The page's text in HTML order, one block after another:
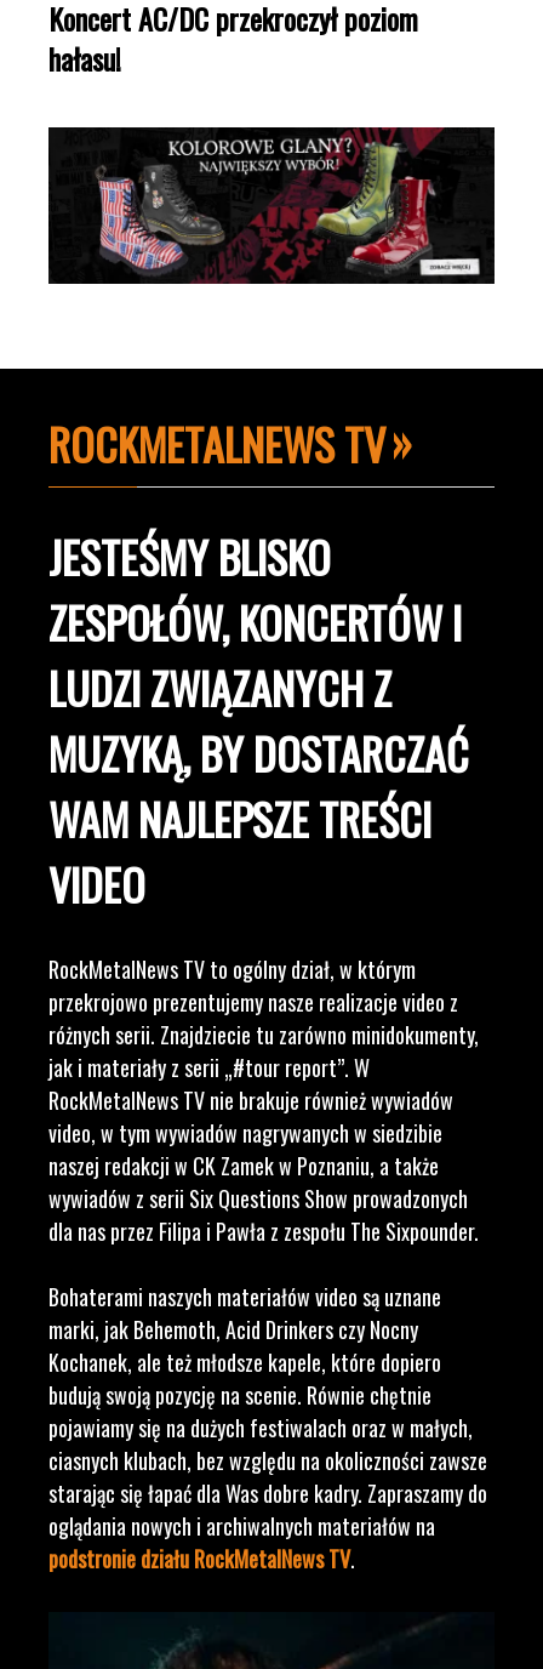
Koncert AC/DC przekroczył poziom
hałasu!
ROCKMETALNEWS TV
JESTEŚMY BLISKO
ZESPOŁÓW, KONCERTÓW I
LUDZI ZWIĄZANYCH Z
MUZYKĄ, BY DOSTARCZAĆ
WAM NAJLEPSZE TREŚCI
VIDEO
RockMetalNews TV to ogólny dział, w którym
przekrojowo prezentujemy nasze realizacje video z
różnych serii. Znajdziecie tu zarówno minidokumenty,
jak i materiały z serii „#tour report”. W
RockMetalNews TV nie brakuje również wywiadów
video, w tym wywiadów nagrywanych w siedzibie
naszej redakcji w CK Zamek w Poznaniu, a także
wywiadów z serii Six Questions Show prowadzonych
dla nas przez Filipa i Pawła z zespołu The Sixpounder.
Bohaterami naszych materiałów video są uznane
marki, jak Behemoth, Acid Drinkers czy Nocny
Kochanek, ale też młodsze kapele, które dopiero
budują swoją pozycję na scenie. Równie chętnie
pojawiamy się na dużych festiwalach oraz w małych,
ciasnych klubach, bez względu na okoliczności zawsze
starając się łapać dla Was dobre kadry. Zapraszamy do
oglądania nowych i archiwalnych materiałów na
podstronie działu RockMetalNews TV.